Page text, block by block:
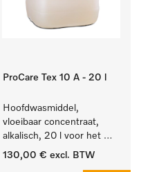
ProCare Tex 10 A - 20 l
Hoofdwasmiddel,
vloeibaar concentraat,
alkalisch, 20 l voor het
reinigen van wit wasgoed
130,00 € excl. BTW